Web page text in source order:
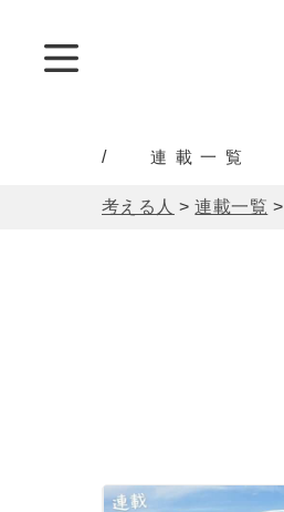
連載一覧
考える人 >連載一覧 >